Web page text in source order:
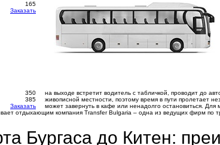
165
Заказать
350
385
Заказать
на выходе встретит водитель с табличкой, проводит до
живописной местности, поэтому время в пути пролетает
может завернуть в кафе или ненадолго остановиться. Для
отдыхающим компания Transfer Bulgaria – одна из ведущих фирм по
Бургаса до Китен: